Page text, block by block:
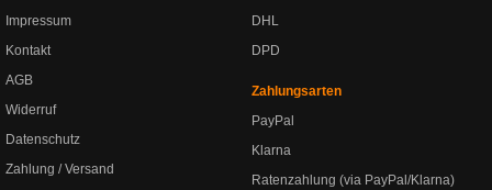
Impressum
Kontakt
AGB
Widerruf
Datenschutz
Zahlung / Versand
DHL
DPD
Zahlungsarten
PayPal
Klarna
Ratenzahlung (via PayPal/Klarna)